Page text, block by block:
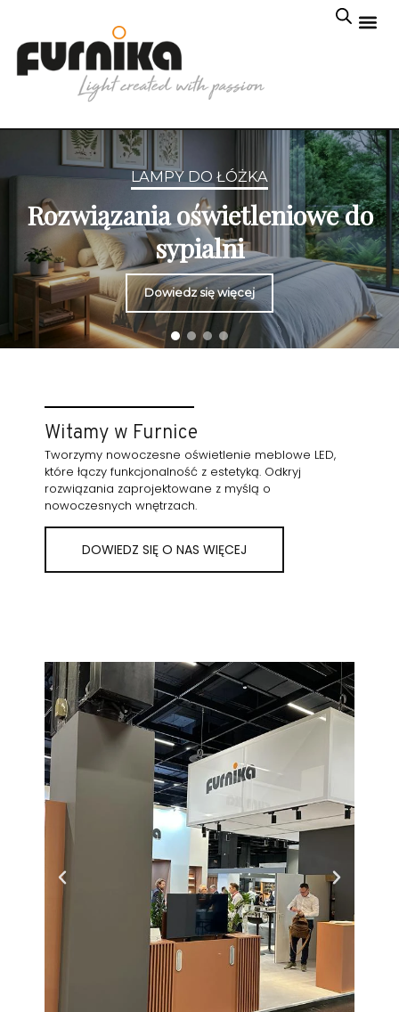
LAMPY DO ŁÓŻKA
Rozwiązania oświetleniowe do
sypialni
Dowiedz się więcej
Witamy w Furnice
Tworzymy nowoczesne oświetlenie meblowe LED,
które łączy funkcjonalność z estetyką. Odkryj
rozwiązania zaprojektowane z myślą o
nowoczesnych wnętrzach.
DOWIEDZ SIĘ O NAS WIĘCEJ